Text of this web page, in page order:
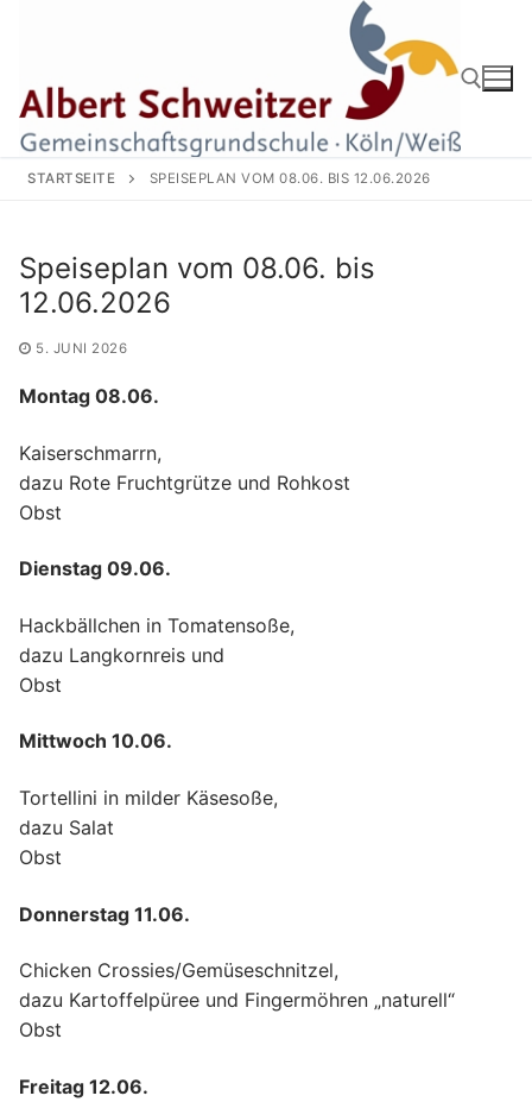
Suchen nach:
STARTSEITE SPEISEPLAN VOM 08.06. BIS 12.06.2026
Speiseplan vom 08.06. bis
12.06.2026
5. JUNI 2026
Montag 08.06.
Kaiserschmarrn,
dazu Rote Fruchtgrütze und Rohkost
Obst
Dienstag 09.06.
Hackbällchen in Tomatensoße,
dazu Langkornreis und
Obst
Mittwoch 10.06.
Tortellini in milder Käsesoße,
dazu Salat
Obst
Donnerstag 11.06.
Chicken Crossies/Gemüseschnitzel,
dazu Kartoffelpüree und Fingermöhren „naturell“
Obst
Freitag 12.06.